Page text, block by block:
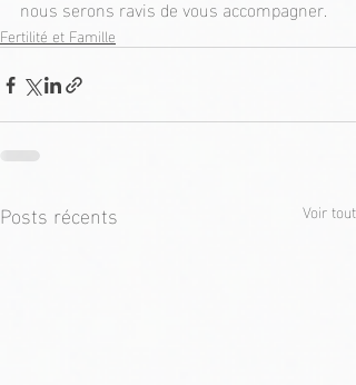
nous serons ravis de vous accompagner.
Fertilité et Famille
Posts récents Voir tout